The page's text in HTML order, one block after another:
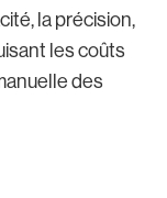
la précision,
les coûts
des